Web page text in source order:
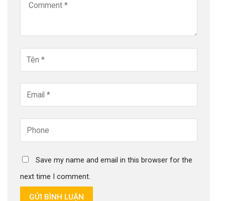
Save my name and email in this browser for the
next time I comment.
GỬI BÌNH LUẬN